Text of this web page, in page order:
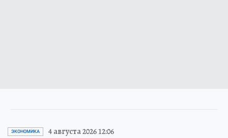
ЭКОНОМИКА 4 августа 2026 12:06